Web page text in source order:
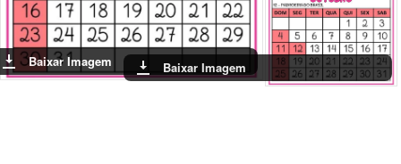
Baixar Imagem Baixar Imagem